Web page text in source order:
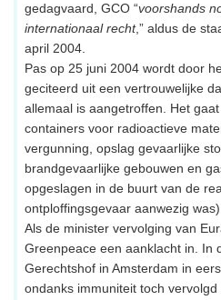
gedagvaard, GCO “voorshands
internationaal recht,” aldus de
april 2004.
Pas op 25 juni 2004 wordt door
geciteerd uit een vertrouwelijke
allemaal is aangetroffen. Het
containers voor radioactieve
vergunning, opslag gevaarlijke
brandgevaarlijke gebouwen en
opgeslagen in de buurt van de
ontploffingsgevaar aanwezig was).
Als de minister vervolging van
Greenpeace een aanklacht in. In
Gerechtshof in Amsterdam in
ondanks immuniteit toch